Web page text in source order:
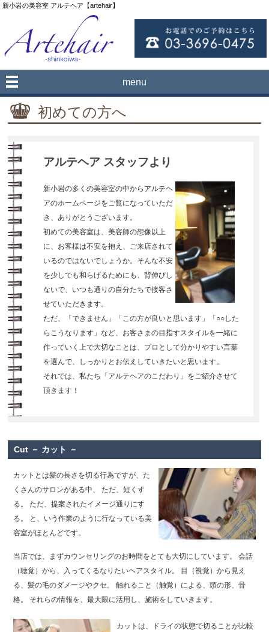
新小岩の美容室 アルテヘア【artehair】
menu
初めての方へ
アルテヘア スタッフより
新小岩の多くの美容室の中からアルテヘ
アのホームページをご覧になっていただ
き、ありがとうございます。
初めての美容室は、美容師の想像以上
に、お客様は不安を抱え、ご来店されて
いるのではないでしょうか。そんな不安
を少しでも和らげるためにも、背伸びし
ないで、いつも通りの自分たちで接客さ
せていただきます。
ただ、「できません」「この方が良いと思います」「○○した
らこうなります」など、お客さまの目指すスタイルを一緒に
作っていく上で大切なことは、プロとして分かりやすい言葉
を選んで、しっかりとお伝えしていきたいと思います。
それでは、私たち「アルテヘアのこだわり」をご紹介させて
頂きます！
Cut － カット －
カットとは髪の長さを切る行為ですが、た
くさんのサロンがある中、
ただ、短くす
る。
ただ、提案されたイメージ通りにす
る。
と、いう作業のように行なっている美
容室がほとんどです。
当店では、まずカウンセリングのお時間をとても大切にしています。
会話
（聴覚）から、入ってくるなりたいヘアスタイル。
目（視覚）から見え
る、髪の毛のダメージやクセ。
触れること（触覚）による、頭の形、骨
格。
それらの情報を、最大限に活用し、施術をしていきます。
カットは、ドライの状態で切ることが比較